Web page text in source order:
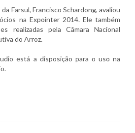
Farsul, Francisco Schardong, avaliou
na Expointer 2014. Ele também
realizadas pela Câmara Nacional
do Arroz.
está a disposição para o uso na